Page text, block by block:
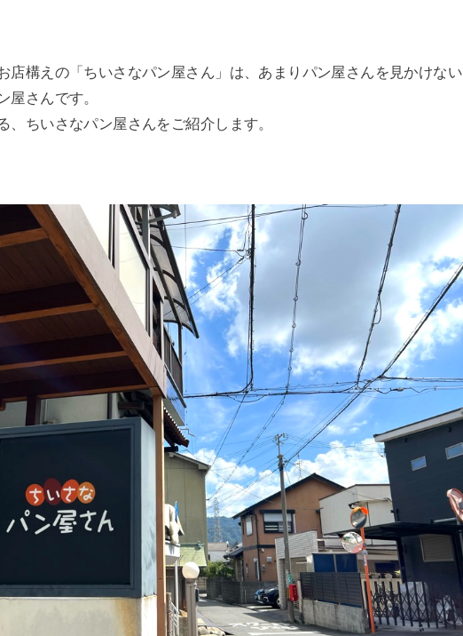
店構えの「ちいさなパン屋さん」は、あまりパン屋さんを見かけない
屋さんです。
、ちいさなパン屋さんをご紹介します。